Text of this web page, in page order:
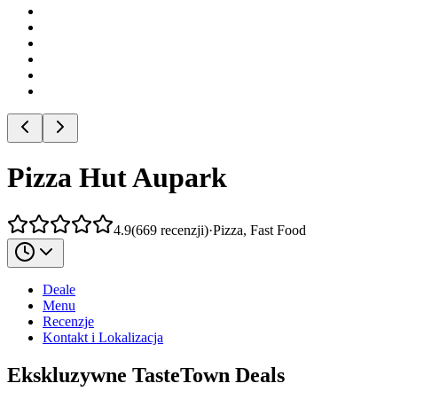
Pizza Hut Aupark
4.9(669 recenzji)·Pizza, Fast Food
Deale
Menu
Recenzje
Kontakt i Lokalizacja
Ekskluzywne TasteTown Deals